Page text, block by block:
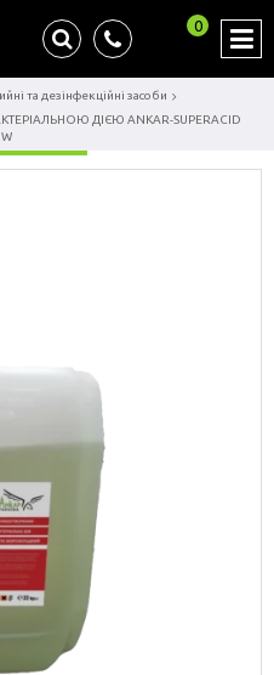
0
та дезінфекційні засоби
ДІЄЮ ANKAR-SUPERACID